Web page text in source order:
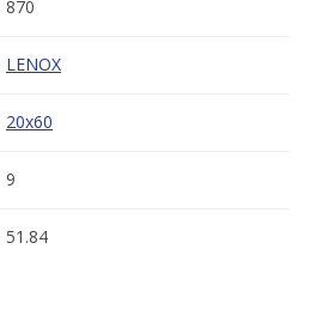
870
LENOX
20x60
9
51.84